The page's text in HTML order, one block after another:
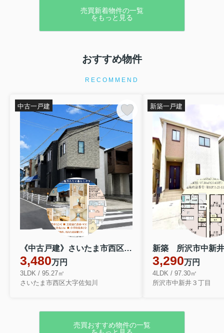
売買新着物件の一覧
をもっと見る
おすすめ物件
RECOMMEND
《中古戸建》さいたま市西区大字佐知川
3,480万円
3LDK / 95.27㎡
さいたま市西区大字佐知川
中古一戸建
3,290万円
4LDK / 97.30㎡
所沢市中新井３丁目
新築一戸建
売買おすすめ物件の一覧